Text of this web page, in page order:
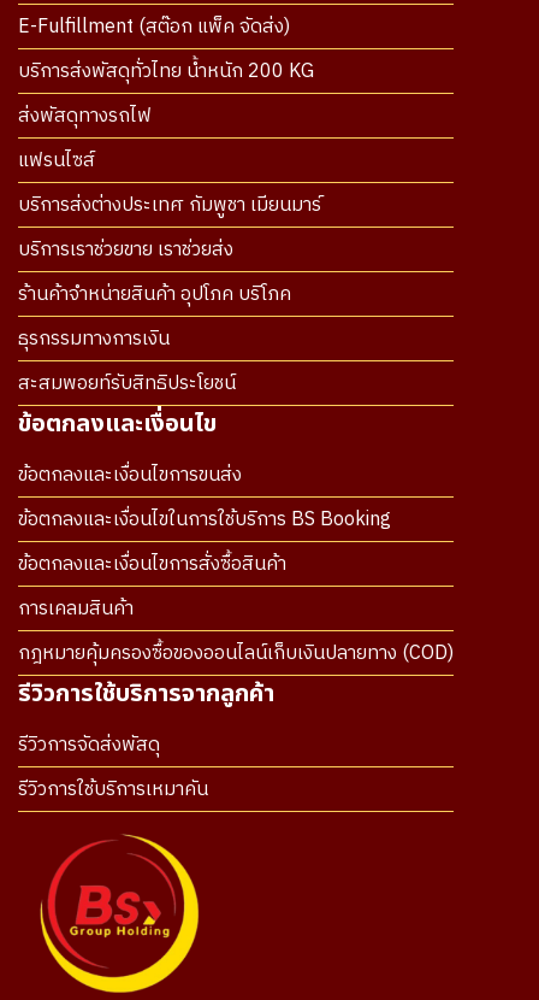
E-Fulfillment (สต๊อก แพ็ค จัดส่ง)
บริการส่งพัสดุทั่วไทย น้ำหนัก 200 KG
ส่งพัสดุทางรถไฟ
แฟรนไซส์
บริการส่งต่างประเทศ กัมพูชา เมียนมาร์
บริการเราช่วยขาย เราช่วยส่ง
ร้านค้าจำหน่ายสินค้า อุปโภค บริโภค
ธุรกรรมทางการเงิน
สะสมพอยท์รับสิทธิประโยชน์
ข้อตกลงและเงื่อนไข
ข้อตกลงและเงื่อนไขการขนส่ง
ข้อตกลงและเงื่อนไขในการใช้บริการ BS Booking
ข้อตกลงและเงื่อนไขการสั่งซื้อสินค้า
การเคลมสินค้า
กฎหมายคุ้มครองซื้อของออนไลน์เก็บเงินปลายทาง (COD)
รีวิวการใช้บริการจากลูกค้า
รีวิวการจัดส่งพัสดุ
รีวิวการใช้บริการเหมาคัน